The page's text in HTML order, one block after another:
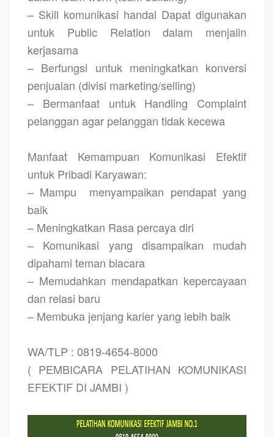
– Skill komunikasi handal Dapat digunakan
untuk Public Relation dalam menjalin
kerjasama
– Berfungsi untuk meningkatkan konversi
penjualan (divisi marketing/selling)
– Bermanfaat untuk Handling Complaint
pelanggan agar pelanggan tidak kecewa
Manfaat Kemampuan Komunikasi Efektif
untuk Pribadi Karyawan:
– Mampu
menyampaikan pendapat yang
baik
– Meningkatkan Rasa percaya diri
– Komunikasi yang disampaikan mudah
dipahami teman biacara
– Memudahkan mendapatkan kepercayaan
dan relasi baru
– Membuka jenjang karier yang lebih baik
WA/TLP : 0819-4654-8000
( PEMBICARA PELATIHAN KOMUNIKASI
EFEKTIF DI JAMBI )